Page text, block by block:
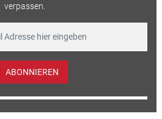
verpassen.
ABONNIEREN